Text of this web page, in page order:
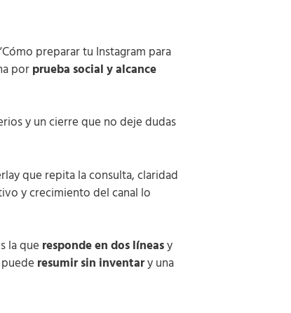
preparar tu Instagram para
porprueba social y alcance
y un cierre que no deje dudas
que repita la consulta, claridad
y crecimiento del canal lo
la que responde en dos líneasy
resumir sin inventary una